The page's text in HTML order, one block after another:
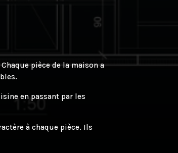
pièce de la maison a
en passant par les
à chaque pièce. Ils